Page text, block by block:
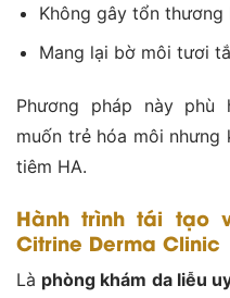
Không gây tổn thương
Mang lại bờ môi tươi
Phương pháp này phù
muốn trẻ hóa môi nhưng
tiêm HA.
Hành trình tái tạo
Citrine Derma Clinic
Là phòng khám da liễu